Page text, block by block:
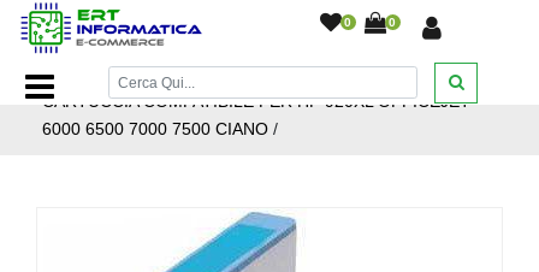
0 0
Home Page/Cartucce inkjet/Cartucce Inkjet Hp/
CARTUCCIA COMPATIBILE PER HP 920XL OFFICEJET
6000 6500 7000 7500 CIANO /